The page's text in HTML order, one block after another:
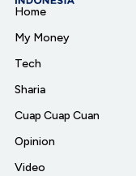
Home
My Money
Tech
Sharia
Cuap Cuap Cuan
Opinion
Video